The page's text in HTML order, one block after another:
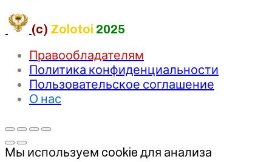
(c) Zolotoi 2025
Правообладателям
Политика конфиденциальности
Пользовательское соглашение
О нас
Мы используем cookie для анализа